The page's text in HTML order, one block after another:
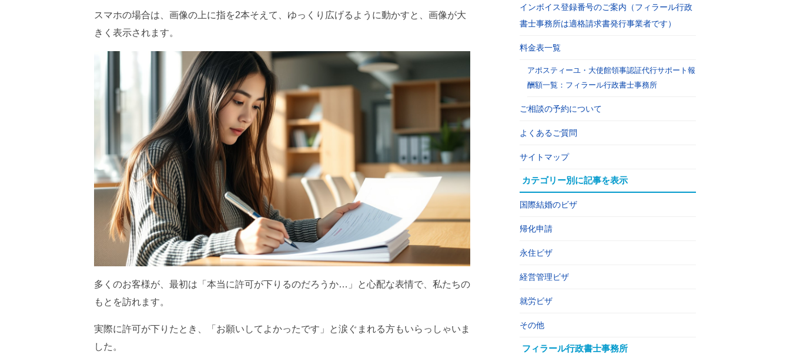
スマホの場合は、画像の上に指を2本そえて、ゆっくり広げるように動かすと、画像が大
きく表示されます。
多くのお客様が、最初は「本当に許可が下りるのだろうか…」と心配な表情で、私たちの
もとを訪れます。
実際に許可が下りたとき、「お願いしてよかったです」と涙ぐまれる方もいらっしゃいま
した。
インボイス登録番号のご案内（フィラール行政
書士事務所は適格請求書発行事業者です）
料金表一覧
アポスティーユ・大使館領事認証代行サポート報
酬額一覧：フィラール行政書士事務所
ご相談の予約について
よくあるご質問
サイトマップ
カテゴリー別に記事を表示
国際結婚のビザ
帰化申請
永住ビザ
経営管理ビザ
就労ビザ
その他
フィラール行政書士事務所